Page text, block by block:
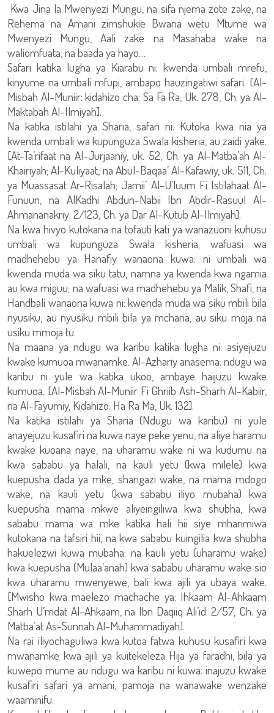
Kwa Jina la Mwenyezi Mungu, na sifa njema zote zake, na
Rehema na Amani zimshukie Bwana wetu Mtume wa
Mwenyezi Mungu, Aali zake na Masahaba wake na
waliomfuata, na baada ya hayo…
Safari katika lugha ya Kiarabu ni: kwenda umbali mrefu,
kinyume na umbali mfupi, ambapo hauzingatiwi safari. [Al-
Misbah Al-Muniir: kidahizo cha: Sa Fa Ra, Uk. 278, Ch. ya Al-
Maktabah Al-Ilmiyah].
Na katika istilahi ya Sharia, safari ni: Kutoka kwa nia ya
kwenda umbali wa kupunguza Swala kisheria, au zaidi yake.
[At-Ta’rifaat na Al-Jurjaaniy, uk. 52, Ch. ya Al-Matba’ah Al-
Khairiyah; Al-Kuliyaat, na Abul-Baqaa’ Al-Kafawiy, uk. 511, Ch.
ya Muassasat Ar-Risalah; Jamii’ Al-U’luum Fi Istilahaat Al-
Funuun, na AlKadhi Abdun-Nabii Ibn Abdir-Rasuul Al-
Ahmananakriy: 2/123, Ch. ya Dar Al-Kutub Al-Ilmiyah].
Na kwa hivyo kutokana na tofauti kati ya wanazuoni kuhusu
umbali wa kupunguza Swala kisheria; wafuasi wa
madhehebu ya Hanafiy wanaona kuwa: ni umbali wa
kwenda muda wa siku tatu, namna ya kwenda kwa ngamia
au kwa miguu; na wafuasi wa madhehebu ya Malik, Shafi, na
Handbali wanaona kuwa ni: kwenda muda wa siku mbili bila
nyusiku, au nyusiku mbili bila ya mchana, au siku moja na
usiku mmoja tu.
Na maana ya ndugu wa karibu katika lugha ni: asiyejuzu
kwake kumuoa mwanamke. Al-Azhariy anasema: ndugu wa
karibu ni yule wa katika ukoo, ambaye haijuzu kwake
kumuoa. [Al-Misbah Al-Muniir Fi Ghriib Ash-Sharh Al-Kabiir,
na Al-Fayumiy, Kidahizo: Ha Ra Ma, Uk. 132].
Na katika istilahi ya Sharia (Ndugu wa karibu) ni yule
anayejuzu kusafiri na kuwa naye peke yenu, na aliye haramu
kwake kuoana naye, na uharamu wake ni wa kudumu na
kwa sababu ya halali, na kauli yetu (kwa milele) kwa
kuepusha dada ya mke, shangazi wake, na mama mdogo
wake, na kauli yetu (kwa sababu iliyo mubaha) kwa
kuepusha mama mkwe aliyeingiliwa kwa shubha, kwa
sababu mama wa mke katika hali hii siye mharimiwa
kutokana na tafsiri hii, na kwa sababu kuingilia kwa shubha
hakuelezwi kuwa mubaha; na kauli yetu (uharamu wake)
kwa kuepusha (Mulaa’anah) kwa sababu uharamu wake sio
kwa uharamu mwenyewe, bali kwa ajili ya ubaya wake.
[Mwisho kwa maelezo machache ya: Ihkaam Al-Ahkaam
Sharh U’mdat Al-Ahkaam, na Ibn Daqiiq Ali’id: 2/57, Ch. ya
Matba’at As-Sunnah Al-Muhammadiyah].
Na rai iliyochaguliwa kwa kutoa fatwa kuhusu kusafiri kwa
mwanamke kwa ajili ya kuitekeleza Hija ya faradhi, bila ya
kuwepo mume au ndugu wa karibu ni kuwa: inajuzu kwake
kusafiri safari ya amani, pamoja na wanawake wenzake
waaminifu.